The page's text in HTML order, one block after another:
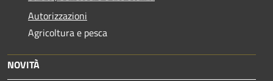
Autorizzazioni
Agricoltura e pesca
NOVITÀ